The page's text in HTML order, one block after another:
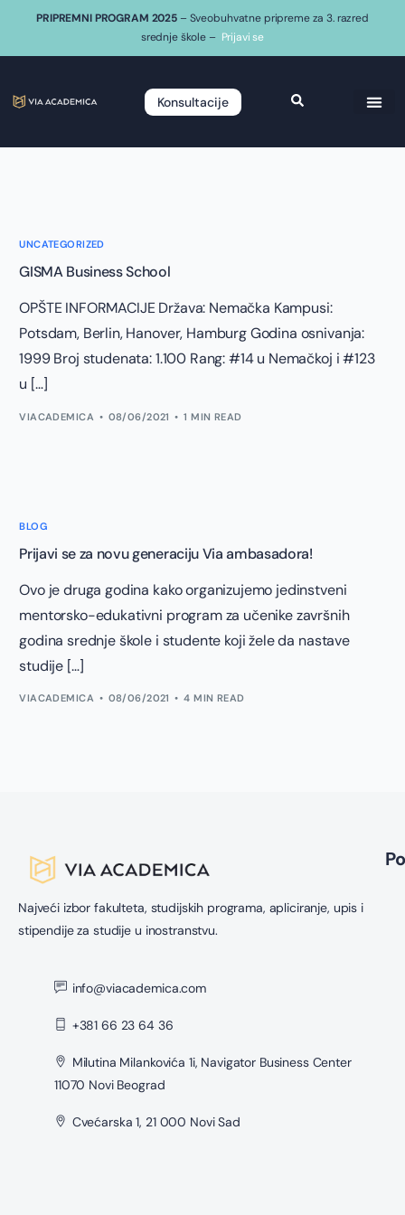
PRIPREMNI PROGRAM 2025 – Sveobuhvatne pripreme za 3. razred
srednje škole – Prijavi se
Konsultacije
UNCATEGORIZED
GISMA Business School
OPŠTE INFORMACIJE Država: Nemačka Kampusi:
Potsdam, Berlin, Hanover, Hamburg Godina osnivanja:
1999 Broj studenata: 1.100 Rang: #14 u Nemačkoj i #123
u […]
VIACADEMICA 08/06/2021 1 MIN READ
BLOG
Prijavi se za novu generaciju Via ambasadora!
Ovo je druga godina kako organizujemo jedinstveni
mentorsko-edukativni program za učenike završnih
godina srednje škole i studente koji žele da nastave
studije […]
VIACADEMICA 08/06/2021 4 MIN READ
Najveći izbor fakulteta, studijskih programa, apliciranje, upis i
stipendije za studije u inostranstvu.
info@viacademica.com
+381 66 23 64 36
Milutina Milankovića 1i, Navigator Business Center
11070 Novi Beograd
Cvećarska 1, 21 000 Novi Sad